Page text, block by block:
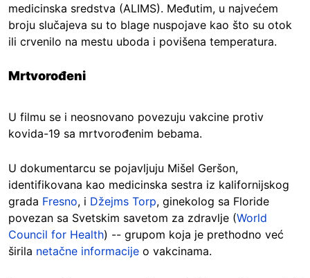
medicinska sredstva (ALIMS). Međutim, u najvećem
broju slučajeva su to blage nuspojave kao što su otok
ili crvenilo na mestu uboda i povišena temperatura.
Mrtvorođeni
U filmu se i neosnovano povezuju vakcine protiv
kovida-19 sa mrtvorođenim bebama.
U dokumentarcu se pojavljuju Mišel Geršon,
identifikovana kao medicinska sestra iz kalifornijskog
grada Fresno, i Džejms Torp, ginekolog sa Floride
povezan sa Svetskim savetom za zdravlje (World
Council for Health) -- grupom koja je prethodno već
širila netačne informacije o vakcinama.